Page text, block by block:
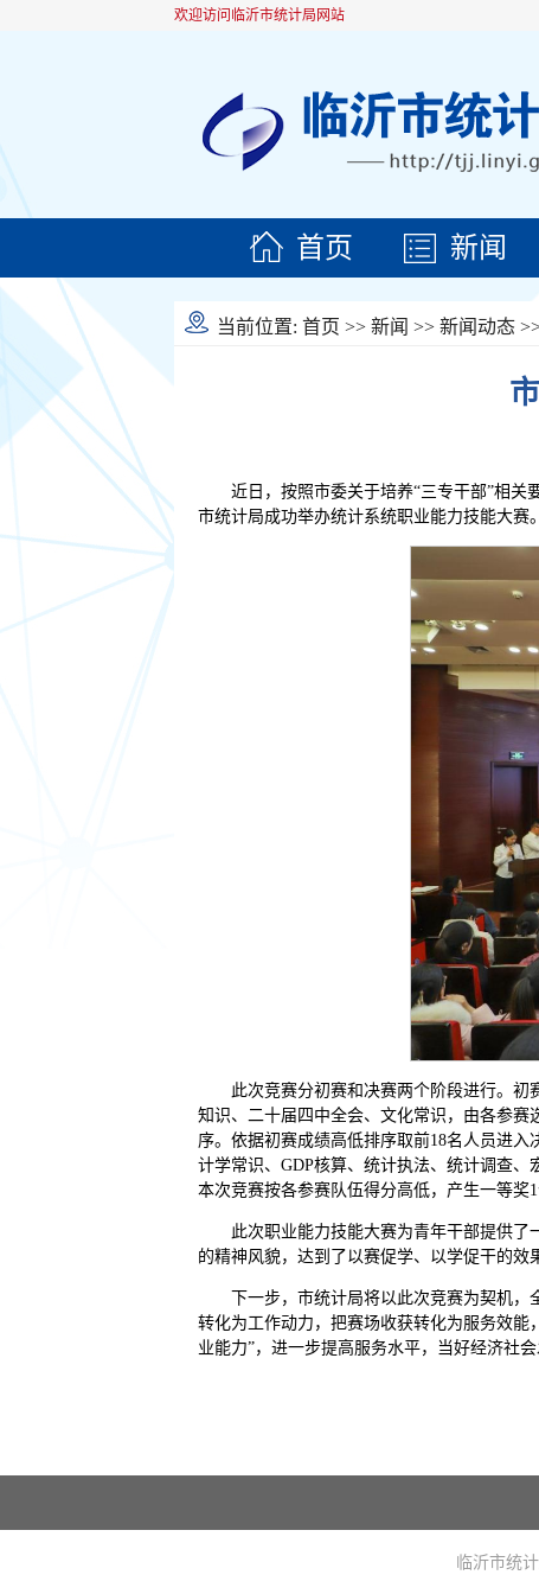
欢迎访问临沂市统计局网站
首页 新闻
当前位置: 首页 >> 新闻 >> 新闻动态
近日，按照市委关于培养“三专干部”相关
市统计局成功举办统计系统职业能力技能大赛
此次竞赛分初赛和决赛两个阶段进行。
知识、二十届四中全会、文化常识，由各参
序。依据初赛成绩高低排序取前18名人员进
计学常识、GDP核算、统计执法、统计调查
本次竞赛按各参赛队伍得分高低，产生一等奖
此次职业能力技能大赛为青年干部提供
的精神风貌，达到了以赛促学、以学促干的效
下一步，市统计局将以此次竞赛为契机
转化为工作动力，把赛场收获转化为服务效
业能力”，进一步提高服务水平，当好经济社
临沂市统